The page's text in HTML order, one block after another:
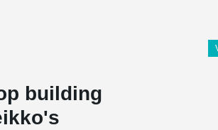
building